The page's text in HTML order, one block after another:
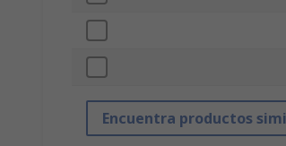
Encuentra productos